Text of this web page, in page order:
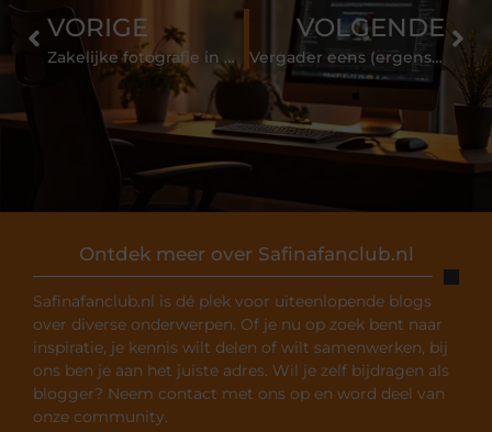
Ontdek meer over Safinafanclub.nl
Safinafanclub.nl is dé plek voor uiteenlopende blogs
over diverse onderwerpen. Of je nu op zoek bent naar
inspiratie, je kennis wilt delen of wilt samenwerken, bij
ons ben je aan het juiste adres. Wil je zelf bijdragen als
blogger? Neem contact met ons op en word deel van
onze community.
VORIGE
Zakelijke fotografie in Amsterdam: impact voor jouw bedrijf door middel van fotografie
VOLGENDE
Vergader eens (ergens) anders!